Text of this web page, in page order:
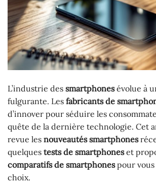
L’industrie des smartphonesévolue à
fulgurante. Les fabricants de
d’innover pour séduire les
quête de la dernière technologie. Cet
revue les nouveautés smartphones
quelques tests de smartphoneset
comparatifs de smartphonespour vous
choix.